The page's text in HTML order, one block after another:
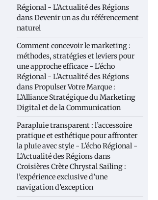
Régional - L'Actualité des Régions
dansDevenir un as du référencement
naturel
Comment concevoir le marketing :
méthodes, stratégies et leviers pour
une approche efficace - L'écho
Régional - L'Actualité des Régions
dansPropulser Votre Marque :
L’Alliance Stratégique du Marketing
Digital et de la Communication
Parapluie transparent : l’accessoire
pratique et esthétique pour affronter
la pluie avec style - L'écho Régional -
L'Actualité des Régionsdans
Croisières Crète Chrystal Sailing :
l’expérience exclusive d’une
navigation d’exception